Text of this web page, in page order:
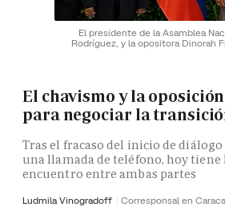
El presidente de la Asamblea
Rodríguez, y la opositora Dinorah
El chavismo y la
para negociar la
Tras el fracaso del inicio de
una llamada de teléfono, hoy
encuentro entre ambas partes
Ludmila Vinogradoff Corresponsal en Caraca